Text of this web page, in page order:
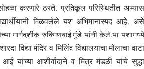
करणारे ठरते. प्रतिकूल परिस्थितीत अभ्यास
मिळवलेले यश अभिमानास्पद आहे. असे
मार्गदर्शीक रुक्मिणबाई मुंडे यांनी केले.या यशामध्ये
विद्या मंदिर व मिलिंद विद्यालयाचा मोलाचा वाटा
यांच्या आशीर्वादाने व मित्र मंडळी यांचे सुद्धा